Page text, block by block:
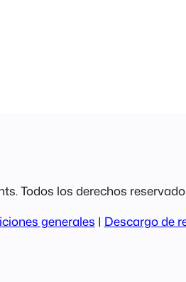
Todos los derechos
generales | Descargo de